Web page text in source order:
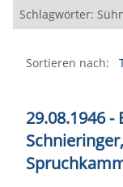
Schlagwörter:
Sortieren nach:
29.08.1946